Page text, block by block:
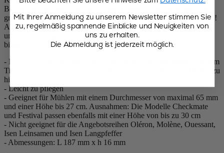
Bewahren Sie diese unentbehrlichen Helfer für den Küchenalltag
griffbereit und stylisch auf und sparen Sie Platz in Ihren Schränken!
Auf dem Tisch lässt die Menage Ihr Lieblingsmühlenduo glänzen
und verhindert gleichzeitig, dass sich Pfeffer- und Salzrückstände
bilden.
- Nutzen Sie die Menage, um Ihr Mühlenduo formvollendet auf dem
Tisch zu präsentieren, ohne dort Rückstände von Salz und Pfeffer zu
hinterlassen
- Leicht zu pflegen
- Geeignet für Mühlen mit einem Durchmesser von maximal 65 mm
und einer Höhe bis 27 cm. Ausnahmen: Die Modelle Checkmate
und Festival passen ebenfalls mit einer Höhe von bis zu 30 cm
- Nicht geeignet für die Angebotsreihen Oléron, Molène, Ouessant,
Isen Leinsamen und Isen Langpfeffer
- Abmessungen: L 187 mm x h 16 mm
Mit Ihrer Anmeldung zu unserem Newsletter stimmen Sie
zu, regelmäßig spannende Einblicke und Neuigkeiten von
uns zu erhalten.
Die Abmeldung ist jederzeit möglich.